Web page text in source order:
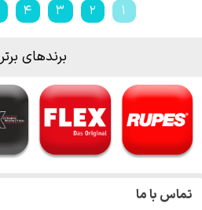
۱ ۲ ۳ ۴
برندهای برتر
تماس با ما